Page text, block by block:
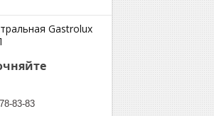
Gastrolux
83-83